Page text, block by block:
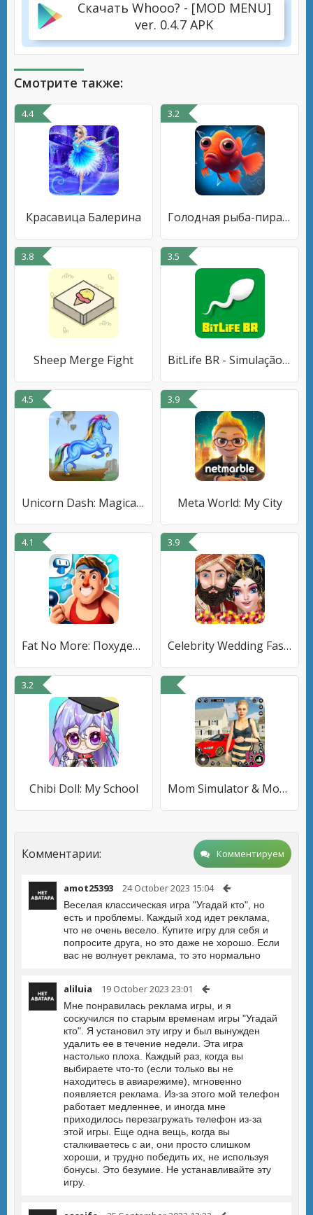
Скачать Whooo? - [MOD MENU]
ver. 0.4.7 APK
Смотрите также:
4.4
Красавица Балерина
3.2
Голодная рыба-пиранья io
3.8
Sheep Merge Fight
3.5
BitLife BR - Simulação de vida
4.5
Unicorn Dash: Magical Run
3.9
Meta World: My City
4.1
Fat No More: Похудеть
3.9
Celebrity Wedding Fashion fun
3.2
Chibi Doll: My School Mom Simulator & Mom Games
Комментарии: Комментируем
amot25393 24 October 2023 15:04
Веселая классическая игра "Угадай кто", но
есть и проблемы. Каждый ход идет реклама,
что не очень весело. Купите игру для себя и
попросите друга, но это даже не хорошо. Если
вас не волнует реклама, то это нормально
aliluia 19 October 2023 23:01
Мне понравилась реклама игры, и я
соскучился по старым временам игры "Угадай
кто". Я установил эту игру и был вынужден
удалить ее в течение недели. Эта игра
настолько плоха. Каждый раз, когда вы
выбираете что-то (если только вы не
находитесь в авиарежиме), мгновенно
появляется реклама. Из-за этого мой телефон
работает медленнее, и иногда мне
приходилось перезагружать телефон из-за
этой игры. Еще одна вещь, когда вы
сталкиваетесь с аи, они просто слишком
хороши, и трудно победить их, не используя
бонусы. Это безумие. Не устанавливайте эту
игру.